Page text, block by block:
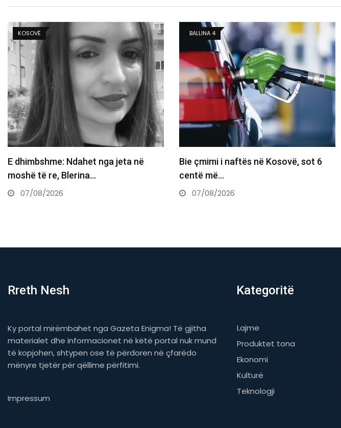
BALLINA 4
Bie çmimi i naftës në Kosovë, sot 6
centë më…
07/08/2026
BALLINA
Sot skadon afati kushtetues për
konstituimin e Kuvendit
07/08/2026
Rreth Nesh
Ky portal mirëmbahet nga Gazeta Enigma! Të gjitha
materialet dhe informacionet në këtë portal nuk mund
të kopjohen, shtypen ose të përdoren në çfarëdo
mënyre tjetër për qëllime përfitimi.
Impressum
Kategoritë
Lajme
Produktet tona
Ekonomi
Kulturë
Teknologji